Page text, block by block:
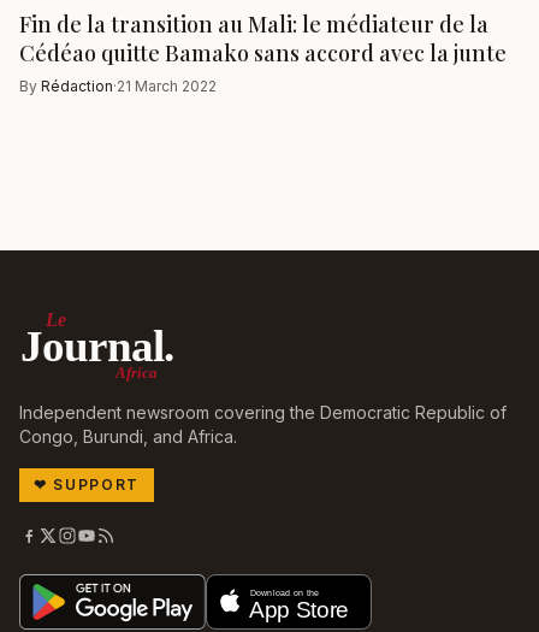
Fin de la transition au Mali: le médiateur de la
Cédéao quitte Bamako sans accord avec la junte
By Rédaction·21 March 2022
Le
Journal.
Africa
Independent newsroom covering the Democratic Republic of
Congo, Burundi, and Africa.
❤ SUPPORT